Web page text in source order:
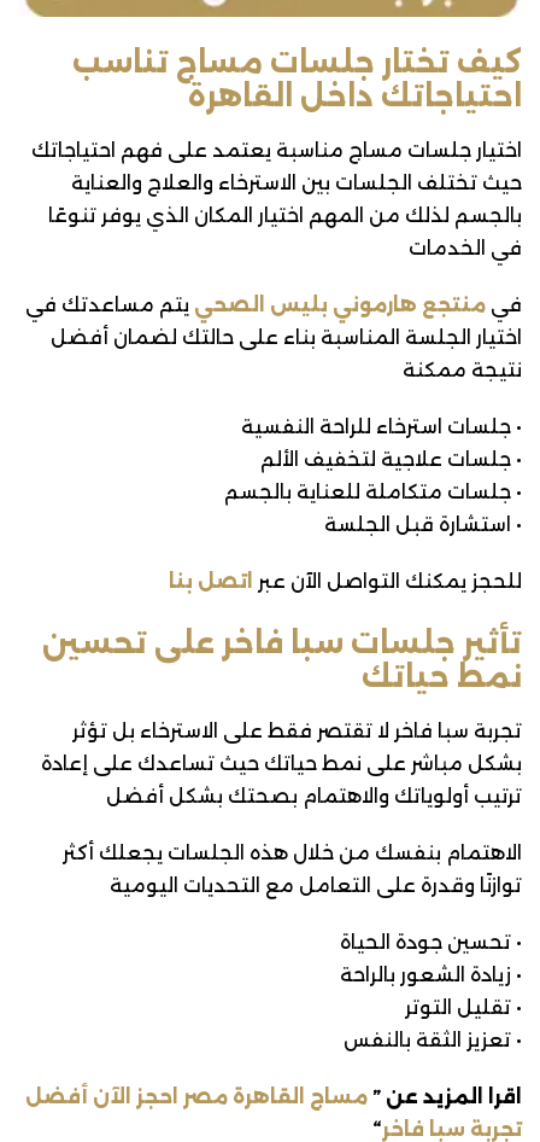
كيف تختار جلسات مساج تناسب
احتياجاتك داخل القاهرة
اختيار جلسات مساج مناسبة يعتمد على فهم احتياجاتك
حيث تختلف الجلسات بين الاسترخاء والعلاج والعناية
بالجسم لذلك من المهم اختيار المكان الذي يوفر تنوعًا
في الخدمات
في منتجع هارموني بليس الصحي يتم مساعدتك في
اختيار الجلسة المناسبة بناء على حالتك لضمان أفضل
نتيجة ممكنة
• جلسات استرخاء للراحة النفسية
• جلسات علاجية لتخفيف الألم
• جلسات متكاملة للعناية بالجسم
• استشارة قبل الجلسة
للحجز يمكنك التواصل الآن عبر اتصل بنا
تأثير جلسات سبا فاخر على تحسين
نمط حياتك
تجربة سبا فاخر لا تقتصر فقط على الاسترخاء بل تؤثر
بشكل مباشر على نمط حياتك حيث تساعدك على إعادة
ترتيب أولوياتك والاهتمام بصحتك بشكل أفضل
الاهتمام بنفسك من خلال هذه الجلسات يجعلك أكثر
توازنًا وقدرة على التعامل مع التحديات اليومية
• تحسين جودة الحياة
• زيادة الشعور بالراحة
• تقليل التوتر
• تعزيز الثقة بالنفس
اقرا المزيد عن ” مساج القاهرة مصر احجز الآن أفضل
تجربة سبا فاخر“